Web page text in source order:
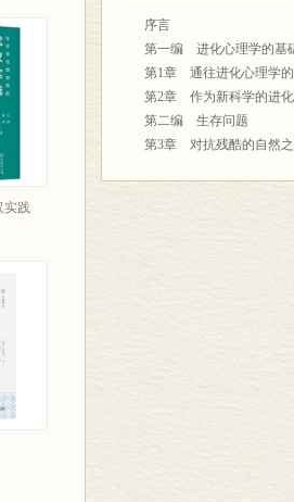
实践
身的魅力，但
现更为功不可
——托德·沙克
奥克兰大学心
进化心理学实
实例，帮助读
易读，逻辑严
知识应用于理
自1999年首版
序言
第一编 进化心理学的基
第1章 通往进化心理学
第2章 作为新科学的进
第二编 生存问题
第3章 对抗残酷的自然